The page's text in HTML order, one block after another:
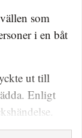
som
i en båt
ut till
Enligt